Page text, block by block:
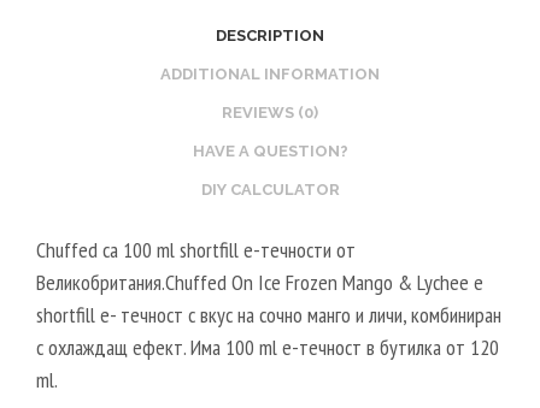
DESCRIPTION
ADDITIONAL INFORMATION
REVIEWS (0)
HAVE A QUESTION?
DIY CALCULATOR
Chuffed са 100 ml shortfill e-течности от
Великобритания.Chuffed On Ice Frozen Mango & Lychee е
shortfill e- течност с вкус на сочно манго и личи, комбиниран
с охлаждащ ефект. Има 100 ml е-течност в бутилка от 120
ml.